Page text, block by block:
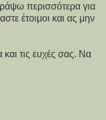
περισσότερα για
έτοιμοι και ας μην
τις ευχές σας. Να